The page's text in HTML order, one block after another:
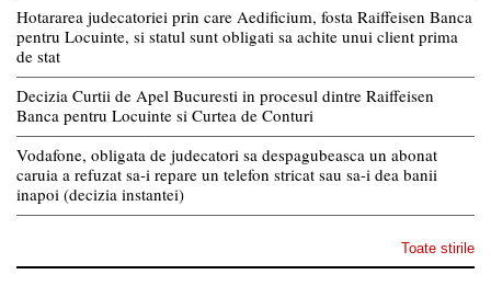
Hotararea judecatoriei prin care Aedificium, fosta Raiffeisen Banca
pentru Locuinte, si statul sunt obligati sa achite unui client prima
de stat
Decizia Curtii de Apel Bucuresti in procesul dintre Raiffeisen
Banca pentru Locuinte si Curtea de Conturi
Vodafone, obligata de judecatori sa despagubeasca un abonat
caruia a refuzat sa-i repare un telefon stricat sau sa-i dea banii
inapoi (decizia instantei)
Toate stirile